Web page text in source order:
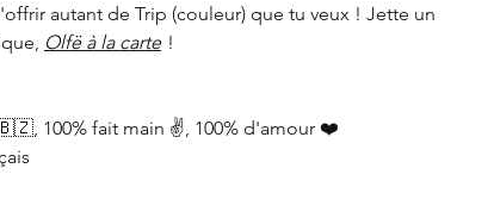
autant de Trip (couleur) que tu veux ! Jette un
Olfë à la carte !
100% fait main ✌️, 100% d'amour ❤️